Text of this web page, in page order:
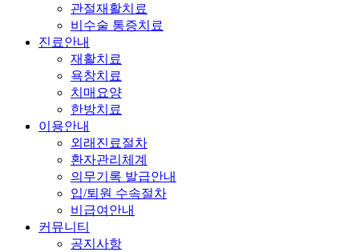
관절재활치료
비수술 통증치료
진료안내
재활치료
욕창치료
치매요양
한방치료
이용안내
외래진료절차
환자관리체계
의무기록 발급안내
입/퇴원 수속절차
비급여안내
커뮤니티
공지사항